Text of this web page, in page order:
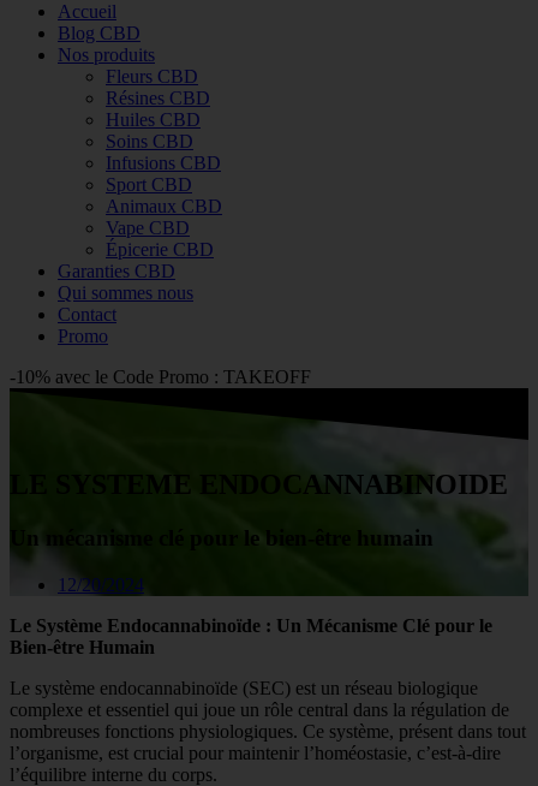
Accueil
Blog CBD
Nos produits
Fleurs CBD
Résines CBD
Huiles CBD
Soins CBD
Infusions CBD
Sport CBD
Animaux CBD
Vape CBD
Épicerie CBD
Garanties CBD
Qui sommes nous
Contact
Promo
-10% avec le Code Promo : TAKEOFF
LE SYSTEME ENDOCANNABINOIDE
Un mécanisme clé pour le bien-être humain
12/20/2024
Le Système Endocannabinoïde : Un Mécanisme Clé pour le
Bien-être Humain
Le système endocannabinoïde (SEC) est un réseau biologique
complexe et essentiel qui joue un rôle central dans la régulation de
nombreuses fonctions physiologiques. Ce système, présent dans tout
l’organisme, est crucial pour maintenir l’homéostasie, c’est-à-dire
l’équilibre interne du corps.